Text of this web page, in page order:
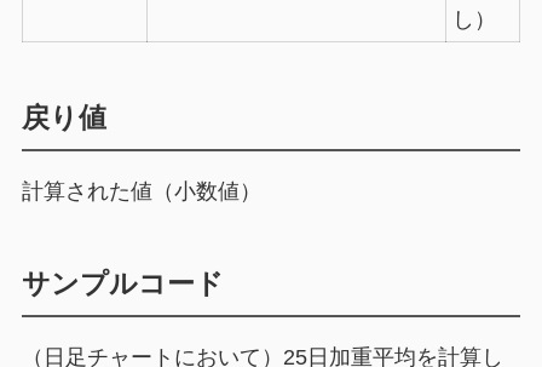
し）
戻り値
計算された値（小数値）
サンプルコード
（日足チャートにおいて）25日加重平均を計算し